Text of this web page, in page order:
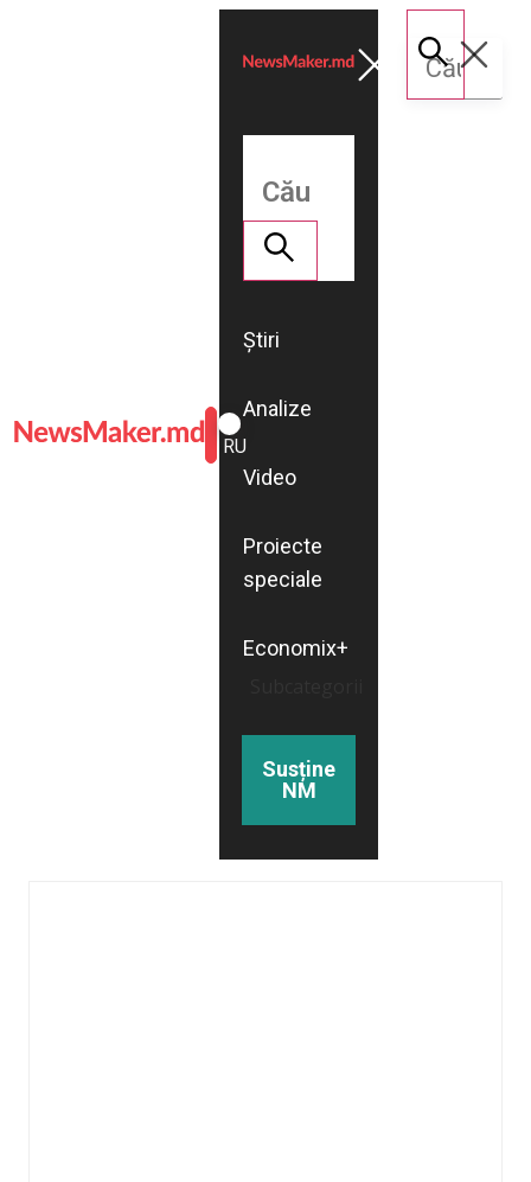
ROMÂNĂ
RU
Știri
Analize
Video
Proiecte
speciale
Economix+
Susține
NM